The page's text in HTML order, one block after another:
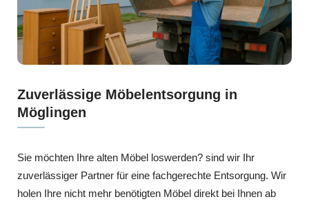
Zuverlässige Möbelentsorgung in
Möglingen
Sie möchten Ihre alten Möbel loswerden? sind wir Ihr
zuverlässiger Partner für eine fachgerechte Entsorgung. Wir
holen Ihre nicht mehr benötigten Möbel direkt bei Ihnen ab